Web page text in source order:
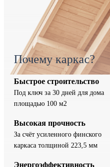
Почему каркас?
Быстрое строительство
Под ключ за 30 дней для дома
площадью 100 м2
Высокая прочность
За счёт усиленного финского
каркаса толщиной 223,5 мм
Энергоэффективность